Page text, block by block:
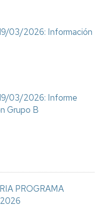
03/2026: Información
03/2026: Informe
Grupo B
PROGRAMA